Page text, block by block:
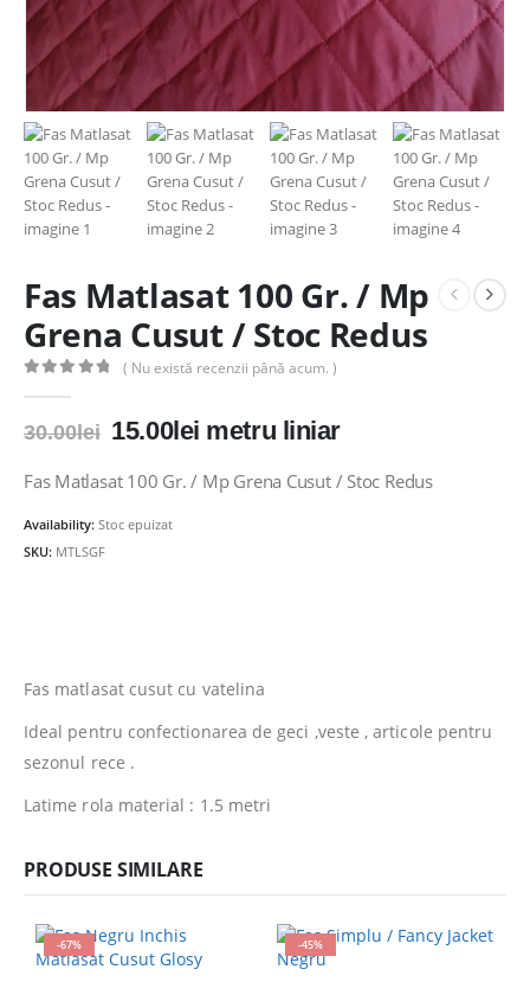
Fas Matlasat 100 Gr. / Mp
Grena Cusut / Stoc Redus
( Nu există recenzii până acum. )
30.00lei Prețul
a
30.00lei.
15.00leiPrețul
este:
metru liniar
Fas Matlasat 100 Gr. / Mp Grena Cusut / Stoc Redus
Availability: Stoc epuizat
SKU: MTLSGF
Fas matlasat cusut cu vatelina
Ideal pentru confectionarea de geci ,veste , articole pentru
sezonul rece .
Latime rola material : 1.5 metri
PRODUSE SIMILARE
-67% -45%